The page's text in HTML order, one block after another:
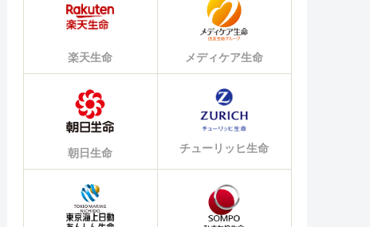
楽天生命 メディケア生命
朝日生命 チューリッヒ生命